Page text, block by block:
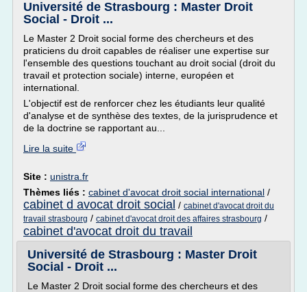
Université de Strasbourg : Master Droit
Social - Droit ...
Le Master 2 Droit social forme des chercheurs et des
praticiens du droit capables de réaliser une expertise sur
l'ensemble des questions touchant au droit social (droit du
travail et protection sociale) interne, européen et
international.
L'objectif est de renforcer chez les étudiants leur qualité
d'analyse et de synthèse des textes, de la jurisprudence et
de la doctrine se rapportant au...
Lire la suite
Site : unistra.fr
Thèmes liés : cabinet d'avocat droit social international /
cabinet d avocat droit social / cabinet d'avocat droit du
travail strasbourg / cabinet d'avocat droit des affaires strasbourg /
cabinet d'avocat droit du travail
Université de Strasbourg : Master Droit
Social - Droit ...
Le Master 2 Droit social forme des chercheurs et des